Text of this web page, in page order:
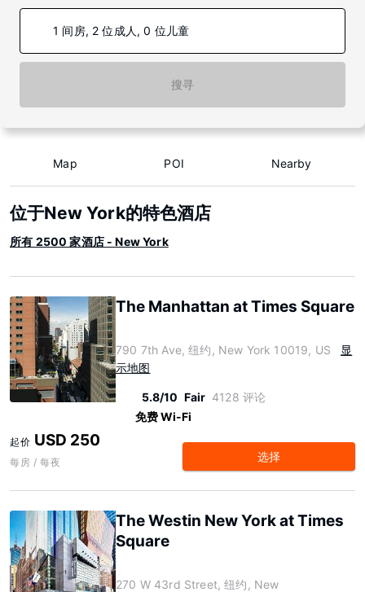
1 间房, 2 位成人, 0 位儿童
搜寻
Map POI Nearby
位于New York的特色酒店
所有 2500 家酒店 - New York
The Manhattan at Times Square
790 7th Ave, 纽约, New York 10019, US
显
示地图
5.8/10 Fair 4128 评论
免费 Wi-Fi
起价 USD 250
每房 / 每夜 选择
The Westin New York at Times
Square
270 W 43rd Street, 纽约, New